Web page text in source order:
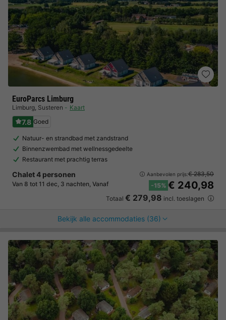
EuroParcs Limburg
Limburg, Susteren Kaart
7.8 Goed
Natuur- en strandbad met zandstrand
Binnenzwembad met wellnessgedeelte
Restaurant met prachtig terras
Chalet 4 personen
Van 8 tot 11 dec, 3 nachten, Vanaf
Aanbevolen prijs:€ 283,50
-15% € 240,98
Totaal € 279,98 incl. toeslagen
Bekijk alle accommodaties (36)